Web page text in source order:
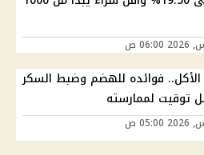
فوائده للهضم وضبط السكر
توقيت لممارسته